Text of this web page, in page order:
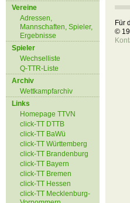
Vereine
Adressen,
Mannschaften, Spieler,
Ergebnisse
Spieler
Wechselliste
Q-TTR-Liste
Archiv
Wettkampfarchiv
Links
Homepage TTVN
click-TT DTTB
click-TT BaWü
click-TT Württemberg
click-TT Brandenburg
click-TT Bayern
click-TT Bremen
click-TT Hessen
click-TT Mecklenburg-
Für
©